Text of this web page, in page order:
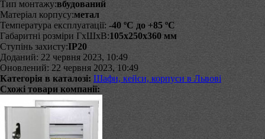
Тип монтажу:вбудований
Матеріал корпусу:метал
Температура експлуатації: -40 ºС до +85 ºС
Габаритні розміри ГхШхВ:105х250х360 мм
Ступінь захисту:IP20
Доданий: 22 червня 2023, 10:49
Оновлений: 22 червня 2023, 10:49
Категорія в каталозі: Шафи, кейси, корпуси в Львові
Схожі товари компанії: